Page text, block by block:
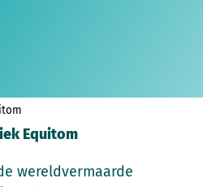
Equitom
wereldvermaarde